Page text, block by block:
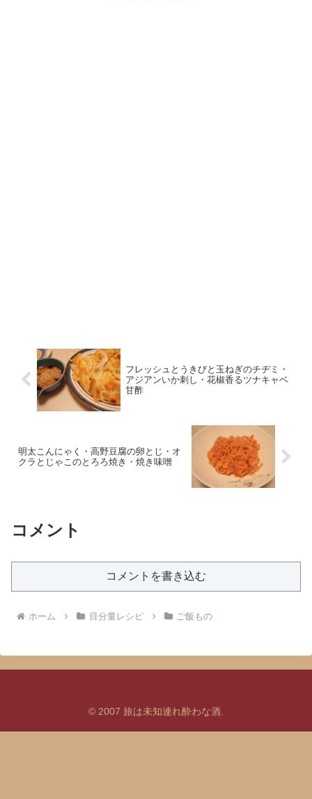
フレッシュとうきびと玉ねぎのチヂミ・
アジアンいか刺し・花椒香るツナキャベ
甘酢
明太こんにゃく・高野豆腐の卵とじ・オ
クラとじゃこのとろろ焼き・焼き味噌
コメント
コメントを書き込む
ホーム 目分量レシピ ご飯もの
© 2007 旅は未知連れ酔わな酒.